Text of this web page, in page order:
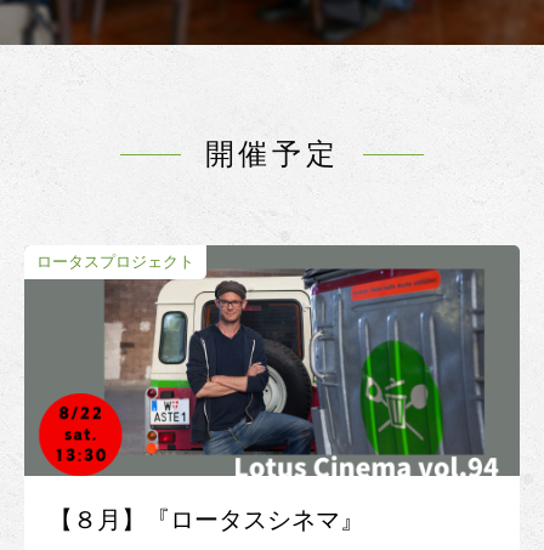
開催予定
ロータスプロジェクト
【８月】『ロータスシネマ』